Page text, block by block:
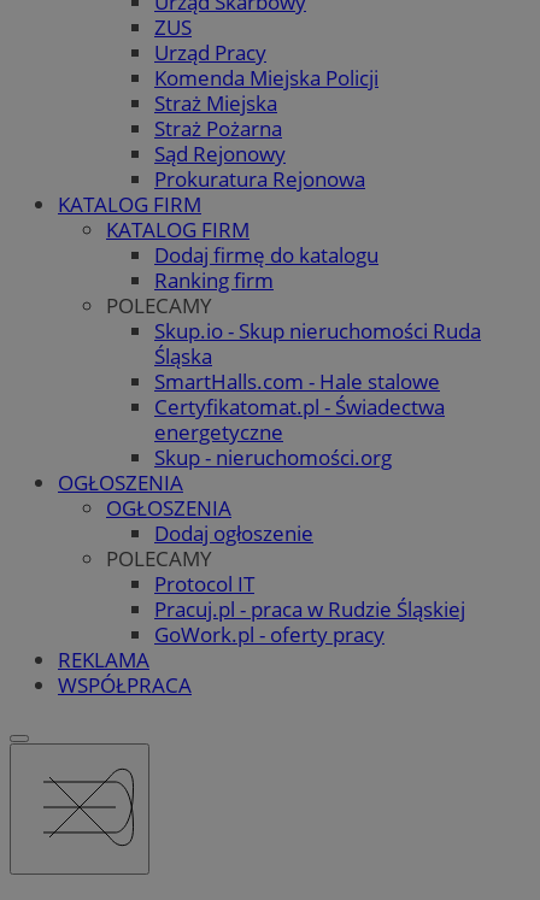
ZUS
Urząd Pracy
Komenda Miejska Policji
Straż Miejska
Straż Pożarna
Sąd Rejonowy
Prokuratura Rejonowa
KATALOG FIRM
KATALOG FIRM
Dodaj firmę do katalogu
Ranking firm
POLECAMY
Skup.io - Skup nieruchomości Ruda
Śląska
SmartHalls.com - Hale stalowe
Certyfikatomat.pl - Świadectwa
energetyczne
Skup - nieruchomości.org
OGŁOSZENIA
OGŁOSZENIA
Dodaj ogłoszenie
POLECAMY
Protocol IT
Pracuj.pl - praca w Rudzie Śląskiej
GoWork.pl - oferty pracy
REKLAMA
WSPÓŁPRACA